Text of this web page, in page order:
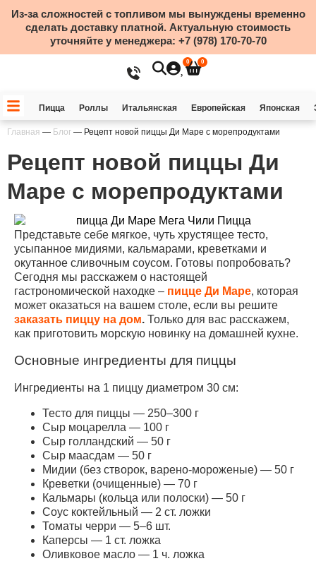
Из-за сложностей с топливом мы вынуждены временно
сделать доставку платной. Актуальную стоимость
уточняйте у менеджера: +7 (978) 170-70-70
0 0
Пицца Роллы Итальянская Европейская Японская
Главная — Блог — Рецепт новой пиццы Ди Маре с морепродуктами
Рецепт новой пиццы Ди
Маре с морепродуктами
Представьте себе мягкое, чуть хрустящее тесто,
усыпанное мидиями, кальмарами, креветками и
окутанное сливочным соусом. Готовы попробовать?
Сегодня мы расскажем о настоящей
гастрономической находке – пицце Ди Маре, которая
может оказаться на вашем столе, если вы решите
заказать пиццу на дом. Только для вас расскажем,
как приготовить морскую новинку на домашней кухне.
Основные ингредиенты для пиццы
Ингредиенты на 1 пиццу диаметром 30 см:
Тесто для пиццы — 250–300 г
Сыр моцарелла — 100 г
Сыр голландский — 50 г
Сыр маасдам — 50 г
Мидии (без створок, варено-мороженые) — 50 г
Креветки (очищенные) — 70 г
Кальмары (кольца или полоски) — 50 г
Соус коктейльный — 2 ст. ложки
Томаты черри — 5–6 шт.
Каперсы — 1 ст. ложка
Оливковое масло — 1 ч. ложка